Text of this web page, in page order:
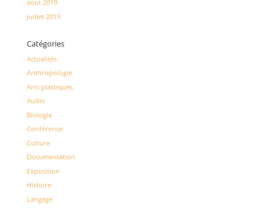
août 2019
juillet 2019
Catégories
Actualités
Anthropologie
Arts plastiques
Audio
Biologie
Conférence
Culture
Documentation
Exposition
Histoire
Langage